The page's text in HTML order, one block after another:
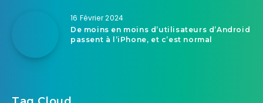
16 Février 2024
De moins en moins d’utilisateurs d’Android
passent à l’iPhone, et c’est normal